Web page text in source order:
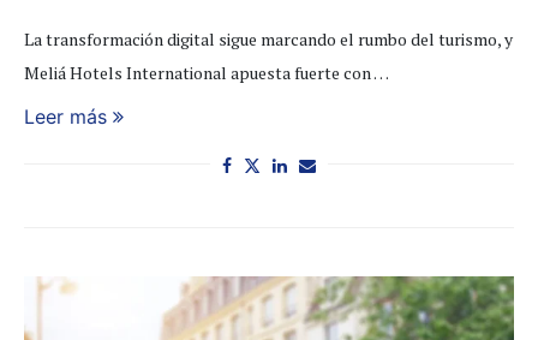
La transformación digital sigue marcando el rumbo del turismo, y
Meliá Hotels International apuesta fuerte con …
Leer más